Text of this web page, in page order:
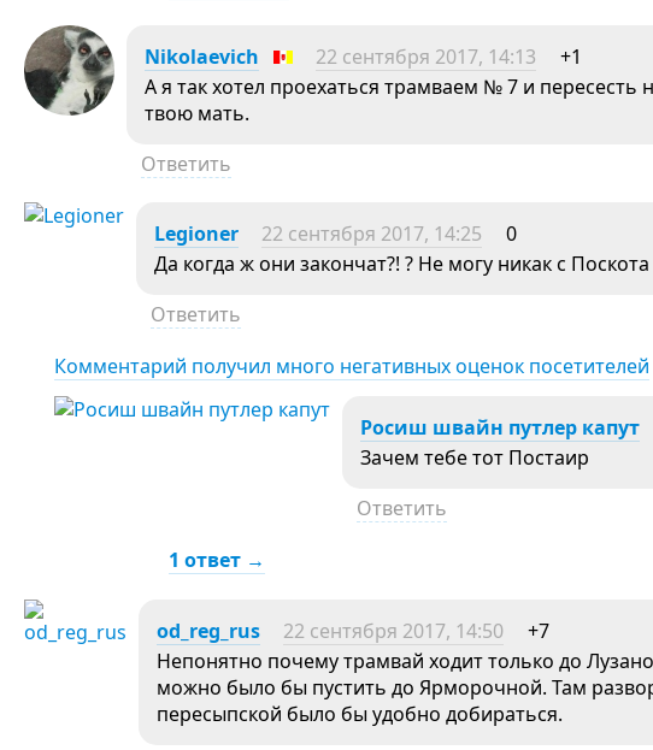
Nikolaevich 22 сентября 2017, 14:13
+1
А я так хотел проехаться трамваем № 7 и
твою мать.
Ответить
Legioner 22 сентября 2017, 14:25
0
Да когда ж они закончат?! ? Не могу никак с
Ответить
Комментарий получил много негативных оценок посетителей
Росиш швайн путлер капут
Зачем тебе тот Постаир
Ответить
1 ответ →
od_reg_rus 22 сентября 2017, 14:50
+7
Непонятно почему трамвай ходит только до
можно было бы пустить до Ярморочной. Там
пересыпской было бы удобно добираться.